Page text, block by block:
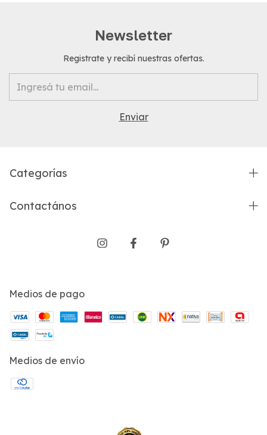
Newsletter
Registrate y recibí nuestras ofertas.
Categorías
Contactános
Medios de pago
Medios de envío